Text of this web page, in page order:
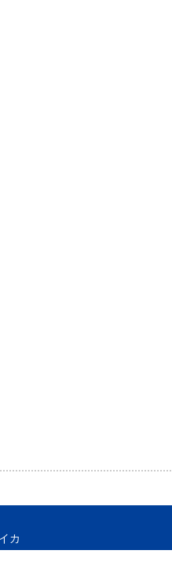
カ